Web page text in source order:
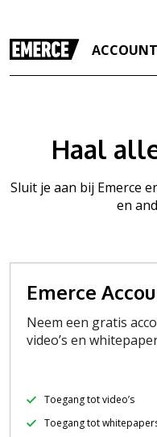
ACCOUNT
Haal
Sluit je aan bij Emerce
en
Emerce
Neem een gratis
video’s en
Toegang tot video’s
Toegang tot